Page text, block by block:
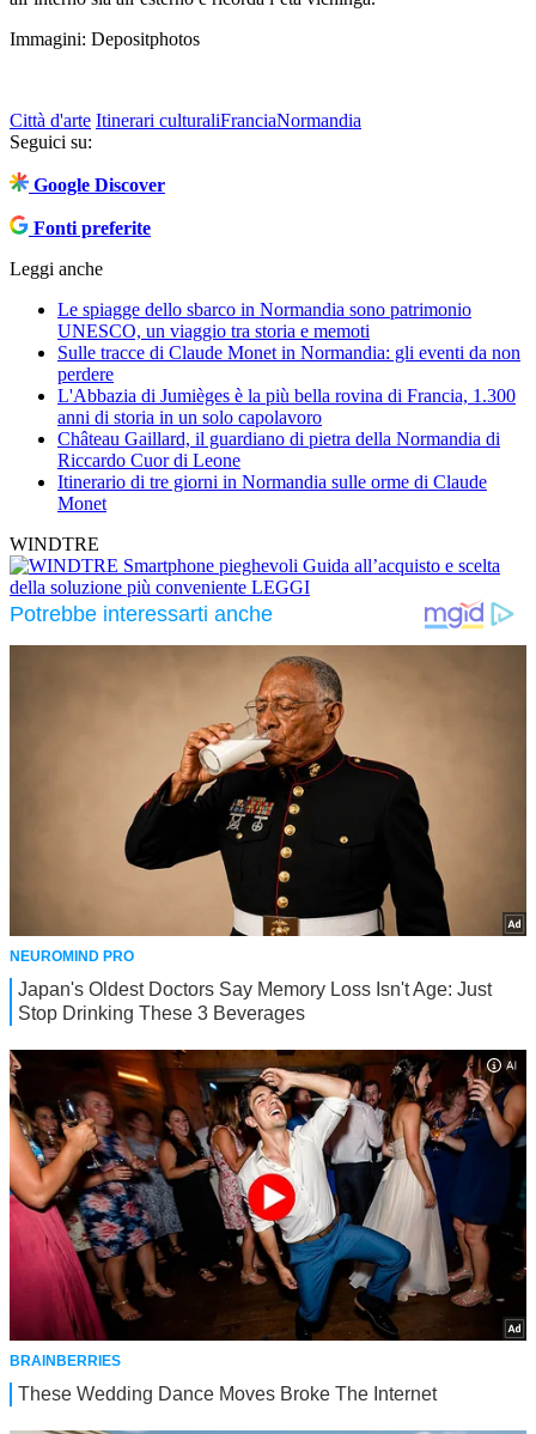
Immagini: Depositphotos
Città d'arte Itinerari culturaliFranciaNormandia
Seguici su:
Google Discover
Fonti preferite
Leggi anche
Le spiagge dello sbarco in Normandia sono patrimonio
UNESCO, un viaggio tra storia e memoti
Sulle tracce di Claude Monet in Normandia: gli eventi da non
perdere
L'Abbazia di Jumièges è la più bella rovina di Francia, 1.300
anni di storia in un solo capolavoro
Château Gaillard, il guardiano di pietra della Normandia di
Riccardo Cuor di Leone
Itinerario di tre giorni in Normandia sulle orme di Claude
Monet
WINDTRE
Smartphone pieghevoli Guida all’acquisto e scelta
della soluzione più conveniente LEGGI